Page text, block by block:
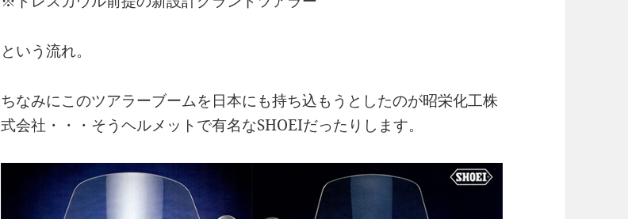
という流れ。
ちなみにこのツアラーブームを日本にも持ち込もうとしたのが昭栄化工株
式会社・・・そうヘルメットで有名なSHOEIだったりします。